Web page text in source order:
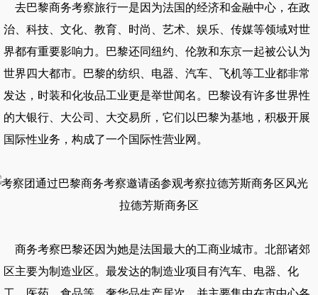
去巴黎商务考察旅行一是因为法国的经济和金融中心，在政
治、科技、文化、教育、时尚、艺术、娱乐、传媒等领域对世
界都有重要影响力。巴黎还同纽约、伦敦和东京一起被公认为
世界四大都市。巴黎的纺织、电器、汽车、飞机等工业都非常
发达，时装和化妆品工业更是举世闻名。巴黎设有许多世界性
的大银行、大公司、大交易所，它们以巴黎为基地，积极开展
国际性业务，构成了一个国际性营业网。
拉德芳斯商务区
商务考察巴黎还因为她是法国最大的工商业城市。北部诸郊
区主要为制造业区。最发达的制造业项目有汽车、电器、化